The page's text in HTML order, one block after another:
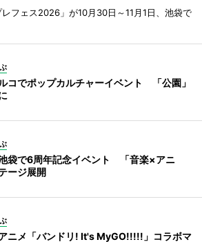
レフェス2026」が10月30日～11月1日、池袋で
コでポップカルチャーイベント 「公園」
袋で6周年記念イベント 「音楽×アニ
ージ展開
ニメ「バンドリ! It's MyGO!!!!!」コラボマ